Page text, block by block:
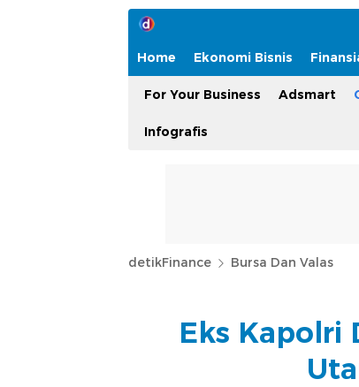
Home Ekonomi Bisnis
For Your Business Adsmart
Infografis
detikFinance Bursa Dan Valas
Eks Kapolri